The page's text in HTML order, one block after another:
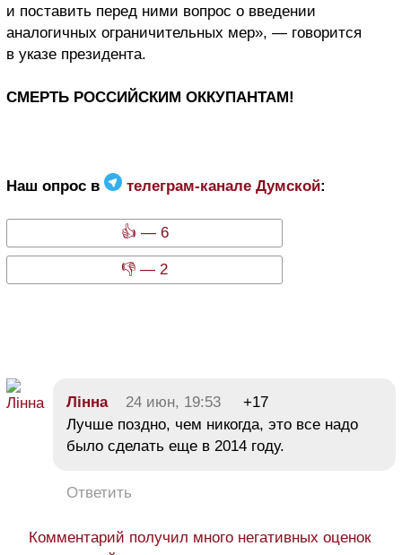
и поставить перед ними вопрос о введении
аналогичных ограничительных мер», — говорится
в указе президента.
СМЕРТЬ РОССИЙСКИМ ОККУПАНТАМ!
Наш опрос в телеграм-канале Думской:
👍 — 6
👎 — 2
Лінна 24 июн, 19:53
+17
Лучше поздно, чем никогда, это все надо
было сделать еще в 2014 году.
Ответить
Комментарий получил много негативных оценок